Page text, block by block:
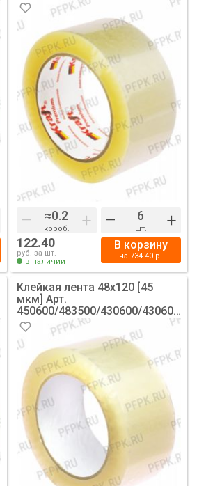
– короб. + – шт. +
122.40
руб. за шт.
в наличии
В корзину
на734.40 р.
Клейкая лента 48х120 [45
мкм] Арт.
450600/483500/430600/430605
Прозрачная [6/36]